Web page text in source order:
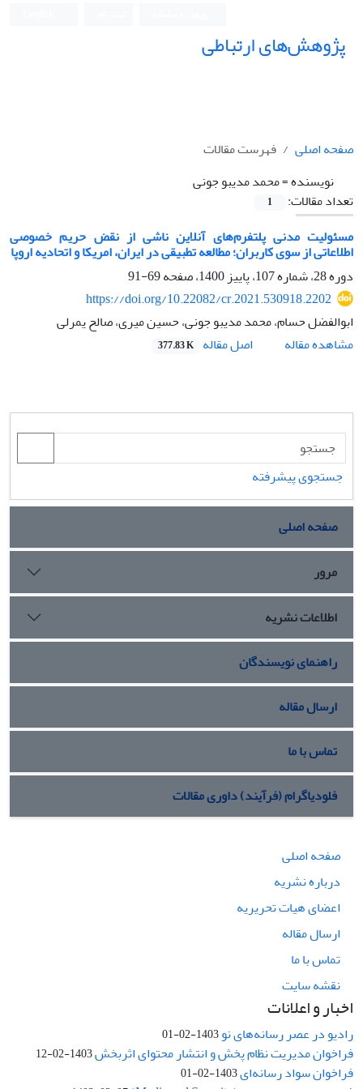
پژوهش‌های ارتباطی
صفحه اصلی
فهرست مقالات
نویسنده =محمد مدیبو جونی
تعداد مقالات:
1
مسئولیت مدنی پلتفرم‌های آنلاین ناشی از نقض حریم خصوصی
اطلاعاتی از سوی کاربران؛ مطالعه تطبیقی در ایران، امریکا و اتحادیه اروپا
دوره 28، شماره 107، پاییز 1400، صفحه
69-91
https://doi.org/10.22082/cr.2021.530918.2202
ابوالفضل حسام، محمد مدیبو جونی، حسین میری، صالح یمرلی
مشاهده مقاله
اصل مقاله 377.83 K
جستجوی پیشرفته
صفحه اصلی
مرور
اطلاعات نشریه
راهنمای نویسندگان
ارسال مقاله
تماس با ما
فلودیاگرام (فرآیند) داوری مقالات
صفحه اصلی
درباره نشریه
اعضای هیات تحریریه
ارسال مقاله
تماس با ما
نقشه سایت
اخبار و اعلانات
رادیو در عصر رسانه‌های نو1403-02-01
فراخوان مدیریت نظام پخش و انتشار محتوای اثربخش1403-02-12
فراخوان سواد رسانه‌ای1403-02-01